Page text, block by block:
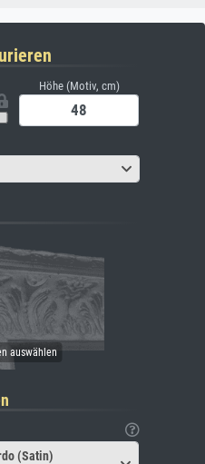
Höhe (Motiv, cm)
(Satin)